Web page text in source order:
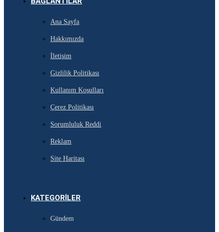
Ana Sayfa
Hakkımızda
İletişim
Gizlilik Politikası
Kullanım Koşulları
Çerez Politikası
Sorumluluk Reddi
Reklam
Site Haritası
KATEGORILER
Gündem